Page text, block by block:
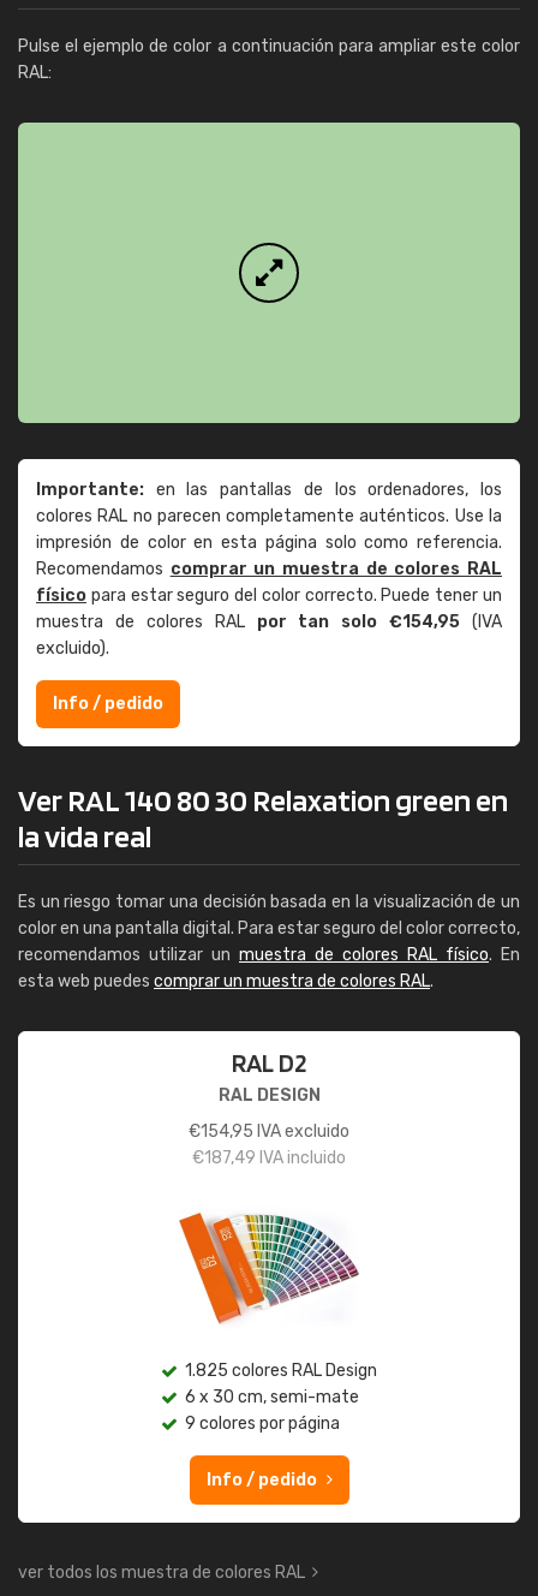
Pulse el ejemplo de color a continuación para ampliar este color
RAL:
Importante: en las pantallas de los ordenadores, los
colores RAL no parecen completamente auténticos. Use la
impresión de color en esta página solo como referencia.
Recomendamos comprar un muestra de colores RAL
físico para estar seguro del color correcto. Puede tener un
muestra de colores RAL por tan solo €154,95 (IVA
excluido).
Info / pedido
Ver RAL 140 80 30 Relaxation green en
la vida real
Es un riesgo tomar una decisión basada en la visualización de un
color en una pantalla digital. Para estar seguro del color correcto,
recomendamos utilizar un muestra de colores RAL físico. En
esta web puedes comprar un muestra de colores RAL.
RAL D2
RAL DESIGN
€154,95 IVA excluido
€187,49 IVA incluido
1.825 colores RAL Design
6 x 30 cm, semi-mate
9 colores por página
Info / pedido
ver todos los muestra de colores RAL